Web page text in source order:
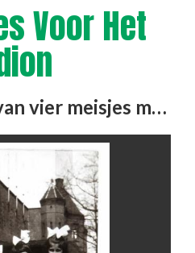
Voor Het
Zwart/wit foto van vier meisjes met een witte strik op het hoofd, matrozenjurken en geruite kousen. Ze staan voor …